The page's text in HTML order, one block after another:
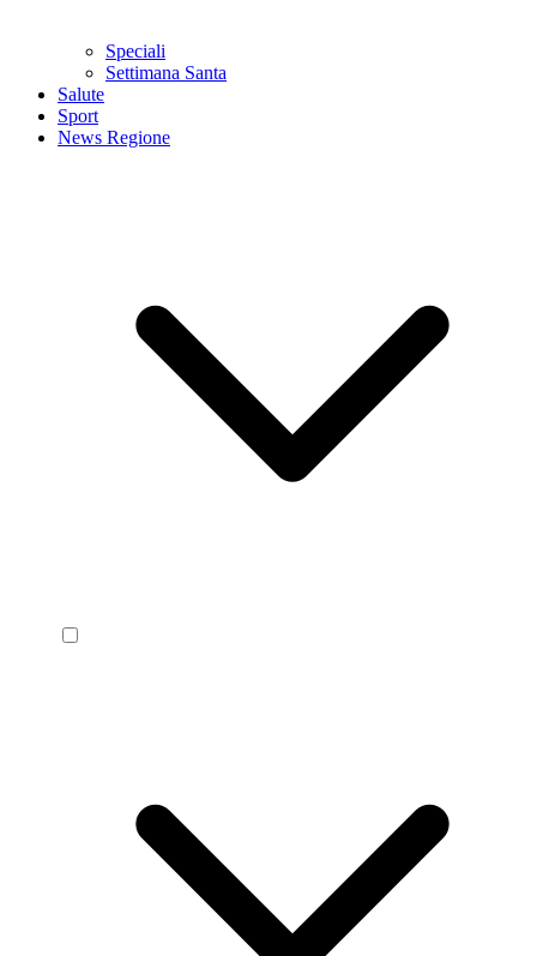
Speciali
Settimana Santa
Salute
Sport
News Regione